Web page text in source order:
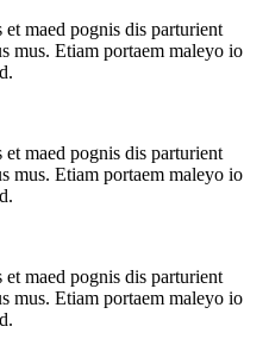
maed pognis dis parturient
mus. Etiam portaem maleyo io
maed pognis dis parturient
mus. Etiam portaem maleyo io
maed pognis dis parturient
mus. Etiam portaem maleyo io